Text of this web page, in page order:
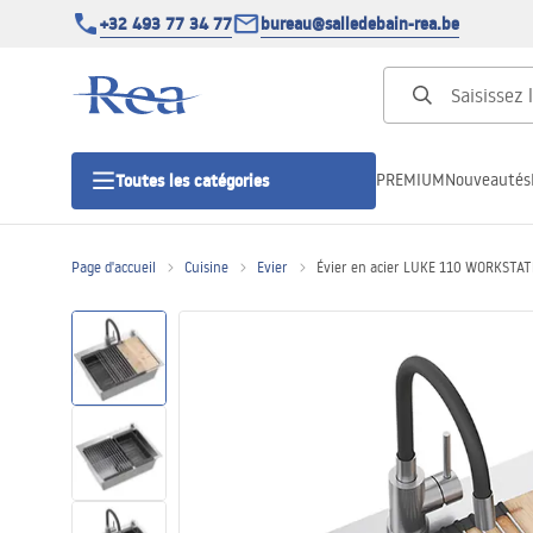
+32 493 77 34 77 bureau@salledebain-rea.be
Toutes les catégories
Portes de douche
Receveurs de douche
Caniveaux de douche
PREMIUMNouveautés
Page d'accueil Cuisine Evier Évier en acier LUKE 110